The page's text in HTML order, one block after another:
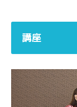
講座